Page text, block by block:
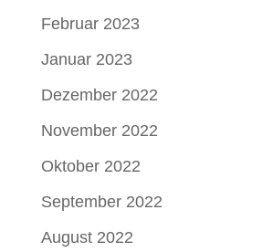
Februar 2023
Januar 2023
Dezember 2022
November 2022
Oktober 2022
September 2022
August 2022